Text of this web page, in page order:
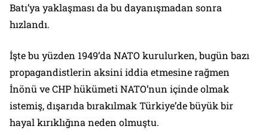
Batı’ya yaklaşması da bu dayanışmadan sonra
hızlandı.
İşte bu yüzden 1949’da NATO kurulurken, bugün bazı
propagandistlerin aksini iddia etmesine rağmen
İnönü ve CHP hükümeti NATO’nun içinde olmak
istemiş, dışarıda bırakılmak Türkiye’de büyük bir
hayal kırıklığına neden olmuştu.